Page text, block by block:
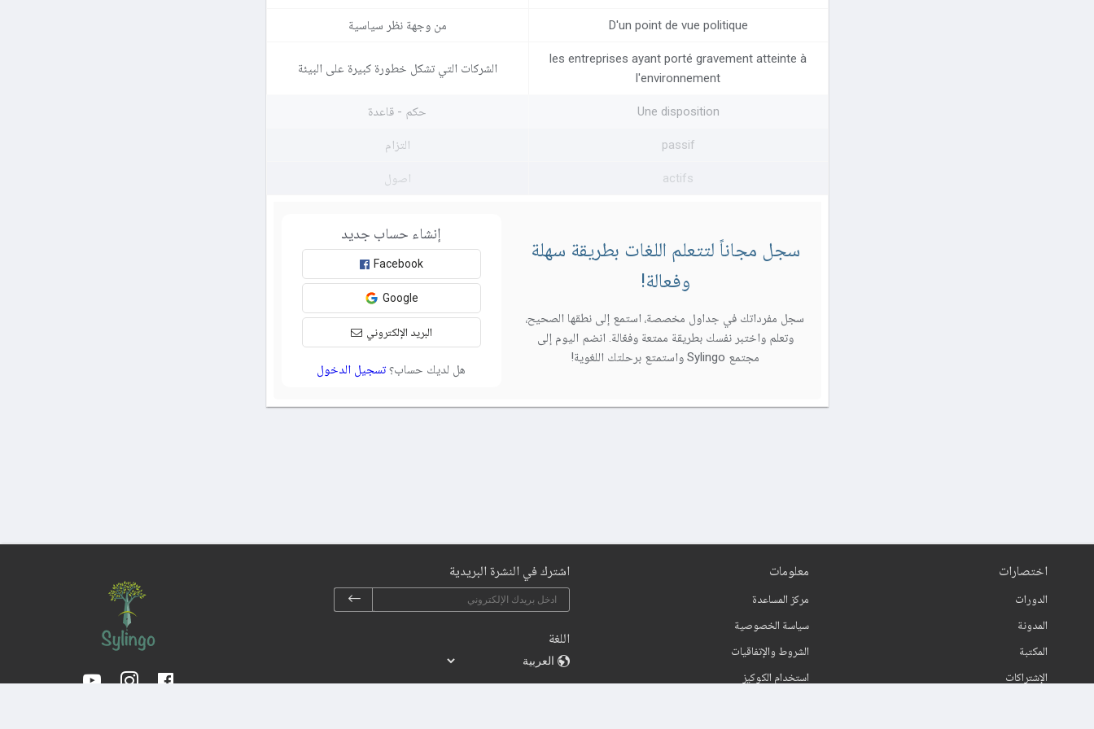
D'un point de vue politique من وجهة نظر سياسية
les entreprises ayant porté gravement atteinte à
l'environnement
الشركات التي تشكل خطورة كبيرة على البيئة
Une disposition حكم - قاعدة
passif التزام
actifs اصول
سجل مجاناً لتتعلم اللغات بطريقة سهلة
وفعالة!
سجل مفرداتك في جداول مخصصة، استمع إلى نطقها الصحيح،
وتعلم واختبر نفسك بطريقة ممتعة وفعّالة. انضم اليوم إلى
مجتمع Sylingo واستمتع برحلتك اللغوية!
إنشاء حساب جديد
Facebook
Google
البريد الإلكتروني
هل لديك حساب؟ تسجيل الدخول
اختصارات
الدورات
المدونة
المكتبة
الإشتراكات
معلومات
مركز المساعدة
سياسة الخصوصية
الشروط والإتفاقيات
استخدام الكوكيز
اشترك في النشرة البريدية
اللغة